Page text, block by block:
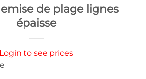
de plage lignes
épaisse
Login to see prices